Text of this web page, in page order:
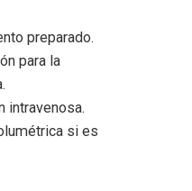
preparado.
para la
intravenosa.
si es